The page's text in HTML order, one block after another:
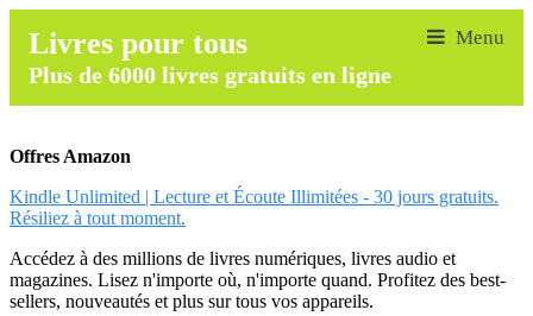
Livres pour tous
Plus de 6000 livres gratuits en ligne
Offres Amazon
Kindle Unlimited | Lecture et Écoute Illimitées - 30 jours gratuits.
Résiliez à tout moment.
Accédez à des millions de livres numériques, livres audio et
magazines. Lisez n'importe où, n'importe quand. Profitez des best-
sellers, nouveautés et plus sur tous vos appareils.